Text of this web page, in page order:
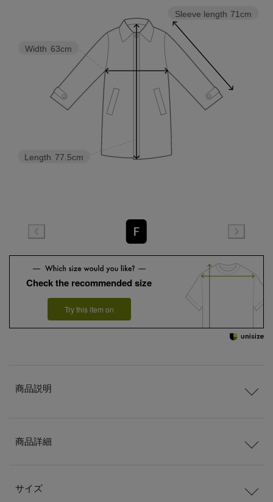
Sleeve length 71cm
Length 77.5cm
Width 63cm
F
Check the recommended size
Try this item on
商品説明
商品詳細
サイズ